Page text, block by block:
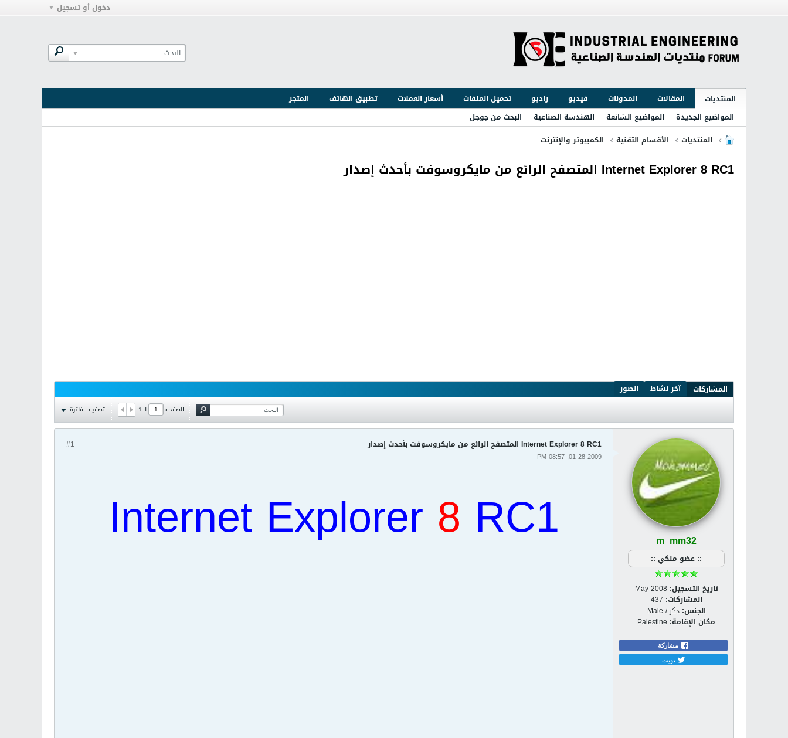
دخول أو تسجيل
المنتديات المقالات المدونات فيديو راديو تحميل الملفات أسعار العملات تطبيق الهاتف
المتجر
المواضيع الجديدة
المواضيع الشائعة الهندسة الصناعية
البحث من جوجل
المنتديات
الأقسام التقنية الكمبيوتر والإنترنت
Internet Explorer 8 RC1 المتصفح الرائع من مايكروسوفت بأحدث إصدار
المشاركات آخر نشاط الصور
الصفحة لـ1 تصفية - فلترة
m_mm32
:: عضو ملكي ::
تاريخ التسجيل: May 2008
المشاركات: 437
الجنس: ذكر / Male
مكان الإقامة: Palestine
مشاركة
تويت
#1 Internet Explorer 8 RC1 المتصفح الرائع من مايكروسوفت بأحدث إصدار
01-28-2009, 08:57 PM
Internet Explorer 8 RC1